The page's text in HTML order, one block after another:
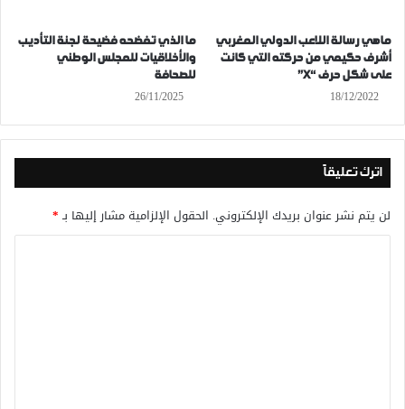
ماهي رسالة اللاعب الدولي المغربي
أشرف حكيمي من حركته التي كانت
على شكل حرف “X”
18/12/2022
ما الذي تفضحه فضيحة لجنة التأديب
والأخلاقيات للمجلس الوطني
للصحافة
26/11/2025
اترك تعليقاً
لن يتم نشر عنوان بريدك الإلكتروني. الحقول الإلزامية مشار إليها بـ*